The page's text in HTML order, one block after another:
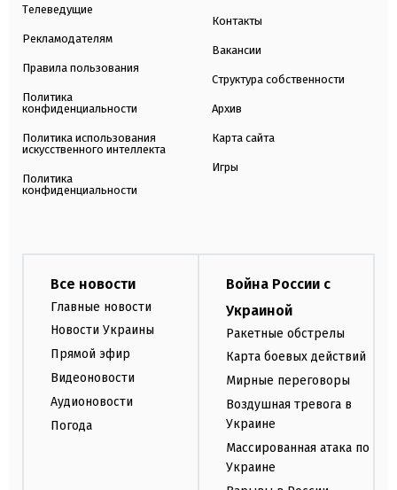
Телеведущие
Рекламодателям
Правила пользования
Политика
конфиденциальности
Политика использования
искусственного интеллекта
Политика
конфиденциальности
Контакты
Вакансии
Структура собственности
Архив
Карта сайта
Игры
Все новости
Главные новости
Новости Украины
Прямой эфир
Видеоновости
Аудионовости
Погода
Война России с
Украиной
Ракетные обстрелы
Карта боевых действий
Мирные переговоры
Воздушная тревога в
Украине
Массированная атака по
Украине